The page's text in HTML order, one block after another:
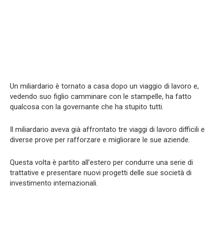
Un miliardario è tornato a casa dopo un viaggio di lavoro e,
vedendo suo figlio camminare con le stampelle, ha fatto
qualcosa con la governante che ha stupito tutti.
Il miliardario aveva già affrontato tre viaggi di lavoro difficili e
diverse prove per rafforzare e migliorare le sue aziende.
Questa volta è partito all’estero per condurre una serie di
trattative e presentare nuovi progetti delle sue società di
investimento internazionali.